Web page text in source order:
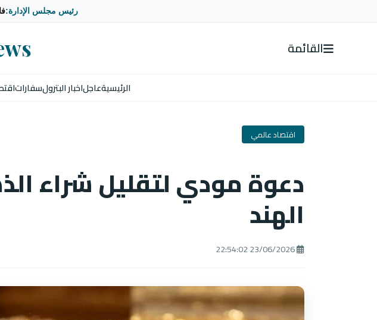
رئيس مجلس الإدارة:
القائمة
الرئيسيةعاجلاخبار البترولسفارات
اقتصاد عالمي
دعوة مودي لتقليل شراء
الهند